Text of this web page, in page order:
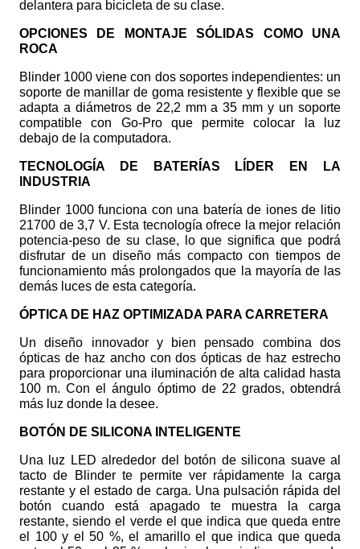
delantera para bicicleta de su clase.
OPCIONES DE MONTAJE SÓLIDAS COMO UNA
ROCA
Blinder 1000 viene con dos soportes independientes: un
soporte de manillar de goma resistente y flexible que se
adapta a diámetros de 22,2 mm a 35 mm y un soporte
compatible con Go-Pro que permite colocar la luz
debajo de la computadora.
TECNOLOGÍA DE BATERÍAS LÍDER EN LA
INDUSTRIA
Blinder 1000 funciona con una batería de iones de litio
21700 de 3,7 V. Esta tecnología ofrece la mejor relación
potencia-peso de su clase, lo que significa que podrá
disfrutar de un diseño más compacto con tiempos de
funcionamiento más prolongados que la mayoría de las
demás luces de esta categoría.
ÓPTICA DE HAZ OPTIMIZADA PARA CARRETERA
Un diseño innovador y bien pensado combina dos
ópticas de haz ancho con dos ópticas de haz estrecho
para proporcionar una iluminación de alta calidad hasta
100 m. Con el ángulo óptimo de 22 grados, obtendrá
más luz donde la desee.
BOTÓN DE SILICONA INTELIGENTE
Una luz LED alrededor del botón de silicona suave al
tacto de Blinder te permite ver rápidamente la carga
restante y el estado de carga. Una pulsación rápida del
botón cuando está apagado te muestra la carga
restante, siendo el verde el que indica que queda entre
el 100 y el 50 %, el amarillo el que indica que queda